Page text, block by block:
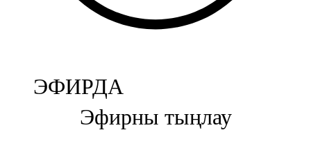
Биләр
Болгар
106,0 FM
Бөгелмә
ЭФИРДА
Эфирны тыңлау